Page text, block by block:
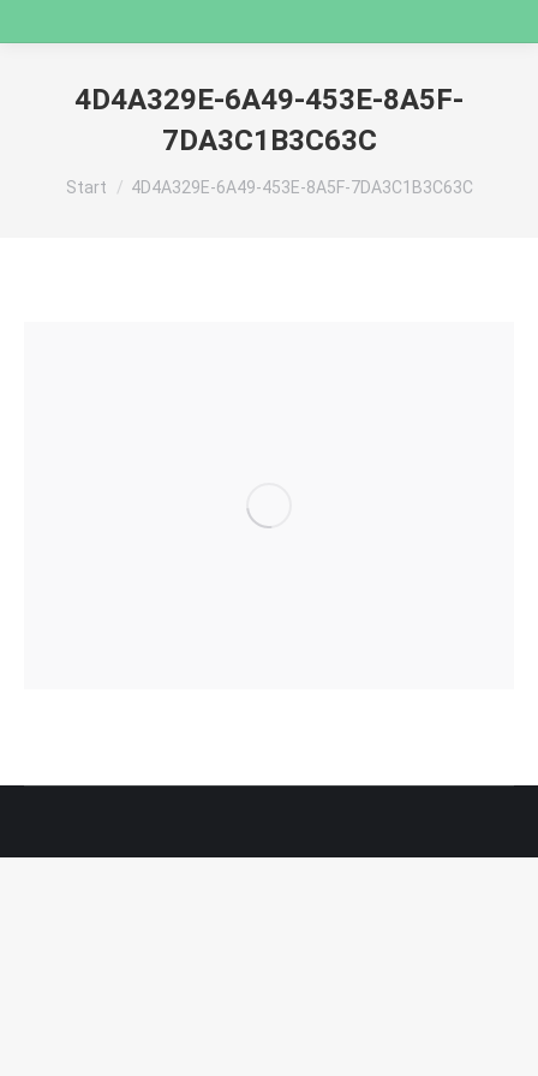
4D4A329E-6A49-453E-8A5F-
7DA3C1B3C63C
Sie befinden sich hier:
Start 4D4A329E-6A49-453E-8A5F-7DA3C1B3C63C